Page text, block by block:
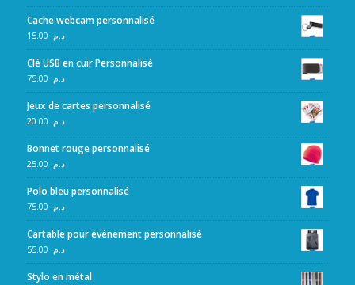
Cache webcam personnalisé
د.م.
Clé USB en cuir Personnalisé
د.م.
Jeux de cartes personnalisé
د.م.
Bonnet rouge personnalisé
د.م.
Polo bleu personnalisé
د.م.
Cartable pour évènement personnalisé
د.م.
Stylo en métal